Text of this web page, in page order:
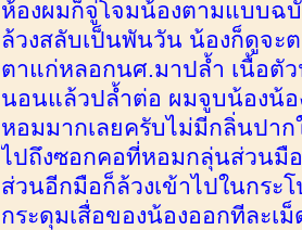
ห้องผมก็จู่โจมน้องตามแบบฉ
ล้วงสลับเป็นพันวัน น้องก็ดูจะ
ตาแก่หลอกนศ.มาปล้ำ เนื้อตัว
นอนแล้วปล้ำต่อ ผมจูบน้องน้อ
หอมมากเลยครับไม่มีกลิ่นปา
ไปถึงซอกคอที่หอมกลุ่นส่วนมื
ส่วนอีกมือก็ล้วงเข้าไปในกระ
กระดุมเสื่อของน้องออกทีละ